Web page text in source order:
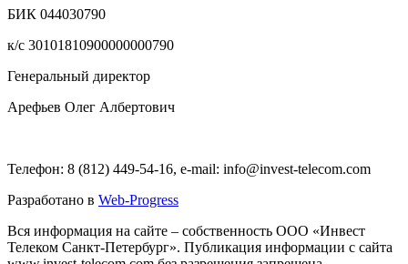
БИК 044030790
к/с 30101810900000000790
Генеральный директор
Арефьев Олег Албертович
Телефон: 8 (812) 449-54-16, e-mail: info@invest-telecom.com
Разработано в Web-Progress
Вся информация на сайте – собственность ООО «Инвест
Телеком Санкт-Петербург». Публикация информации с сайта